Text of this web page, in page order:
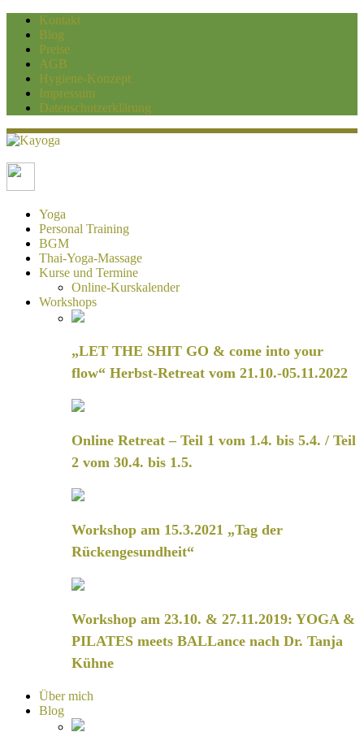
Kontakt
Blog
Preise
AGB
Hygiene-Konzept
Impressum
Datenschutzerklärung
Kayoga
Yoga und Personaltraining Duisburg
Yoga
Personal Training
BGM
Thai-Yoga-Massage
Kurse und Termine
Online-Kurskalender
Workshops
„LET THE SHIT GO & come into your
flow“ Herbst-Retreat vom 21.10.-05.11.2022
Online Retreat – Teil 1 vom 1.4. bis 5.4. / Teil
2 vom 30.4. bis 1.5.
Workshop am 15.3.2021 „Tag der
Rückengesundheit“
Workshop am 23.10. & 27.11.2019: YOGA &
PILATES meets BALLance nach Dr. Tanja
Kühne
Über mich
Blog